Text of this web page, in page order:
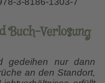
Buch-Verlosung
gedeihen nur dann
an den Standort,